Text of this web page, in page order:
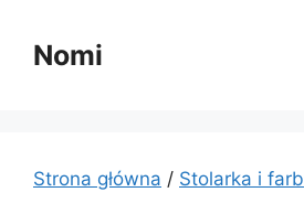
treściNomi
Strona główna / Stolarka i